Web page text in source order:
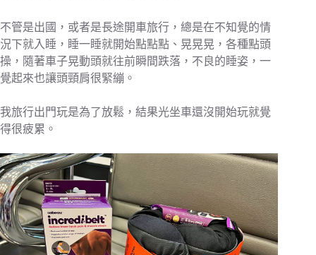
不管是出國，或者是長途開車旅行，總是在不知覺的情
況下就入睡，睡一睡就開始點點點、晃晃晃，各種點頭
操，隨著車子晃動頭就往前瞬間跌落，不良的睡姿，一
覺起來也讓頭頸肩很緊繃。
我旅行出門玩是為了放鬆，結果光坐車還沒開始玩就覺
得很疲累。